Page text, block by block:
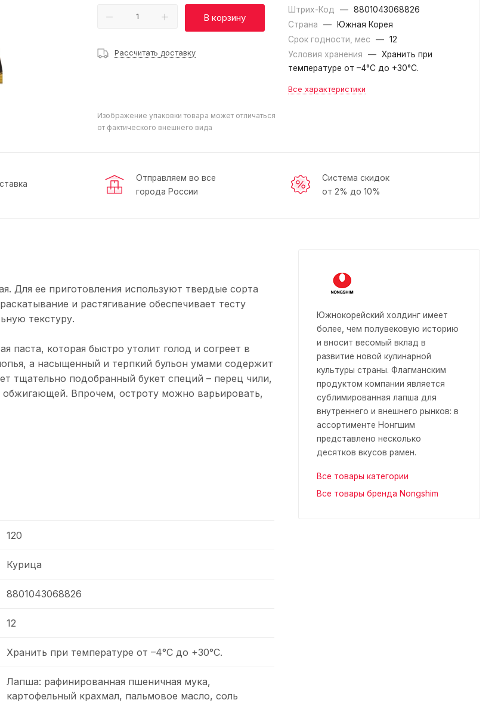
В корзину
Рассчитать доставку
Штрих-Код
— 8801043068826
Страна
—
Южная Корея
Срок годности, мес
— 12
Условия хранения
— Хранить при
температуре от –4°С до +30°C.
Все характеристики
Изображение упаковки товара может отличаться
от фактического внешнего вида
Отправляем во все
города России
Система скидок
от 2% до 10%
Для ее приготовления используют твердые сорта
и растягивание обеспечивает тесту
текстуру.
паста, которая быстро утолит голод и согреет в
а насыщенный и терпкий бульон умами содержит
тщательно подобранный букет специй – перец чили,
Впрочем, остроту можно варьировать,
120
Курица
8801043068826
12
Хранить при температуре от –4°С до +30°C.
Лапша: рафинированная пшеничная мука,
картофельный крахмал, пальмовое масло, соль
Южнокорейский холдинг имеет
более, чем полувековую историю
и вносит весомый вклад в
развитие новой кулинарной
культуры страны. Флагманским
продуктом компании является
сублимированная лапша для
внутреннего и внешнего рынков: в
ассортименте Нонгшим
представлено несколько
десятков вкусов рамен.
Все товары категории
Все товары бренда Nongshim